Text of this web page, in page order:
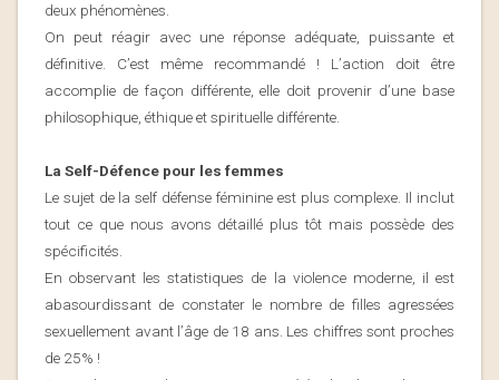
deux phénomènes.
On peut réagir avec une réponse adéquate, puissante et
définitive . C’est même recommandé ! L’action doit être
accomplie de façon différente, elle doit provenir d’une base
philosophique, éthique et spirituelle différente.
La Self-Défence pour les femmes
Le sujet de la self défense féminine est plus complexe. Il inclut
tout ce que nous avons détaillé plus tôt mais possède des
spécificités.
En observant les statistiques de la violence moderne, il est
abasourdissant de constater le nombre de filles agressées
sexuellement avant l’âge de 18 ans. Les chiffres sont proches
de 25% !